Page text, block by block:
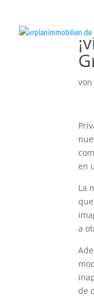
von
en
La
a
de